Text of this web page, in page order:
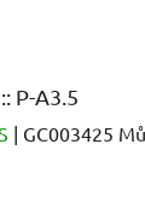
P-A3.5
| GC003425